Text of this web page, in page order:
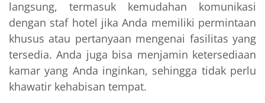
langsung, termasuk kemudahan komunikasi
dengan staf hotel jika Anda memiliki permintaan
khusus atau pertanyaan mengenai fasilitas yang
tersedia. Anda juga bisa menjamin ketersediaan
kamar yang Anda inginkan, sehingga tidak perlu
khawatir kehabisan tempat.